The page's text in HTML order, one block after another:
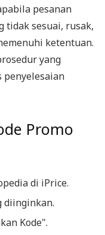
pesanan
tidak sesuai, rusak,
ketentuan.
yang
penyelesaian
Promo
di iPrice.
diinginkan.
Kode".